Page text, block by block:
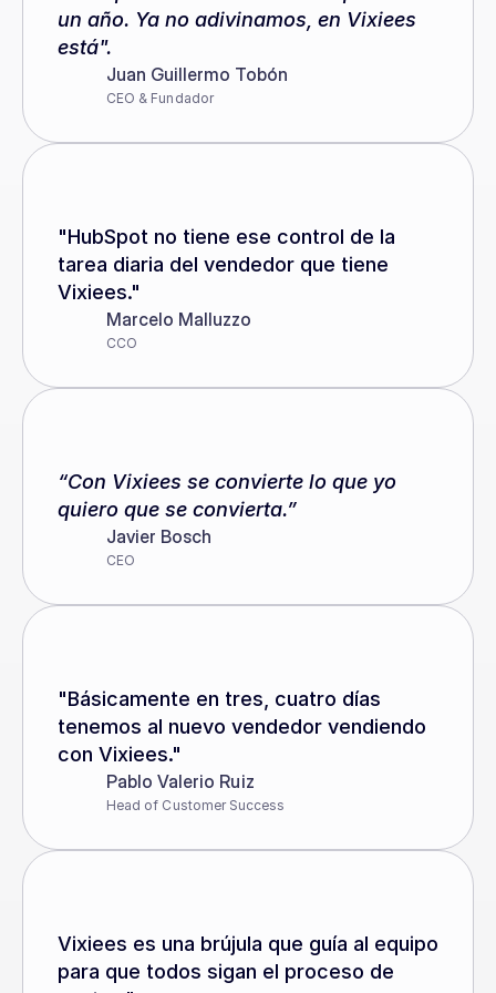
un año. Ya no adivinamos, en Vixiees
está".
Juan Guillermo Tobón
CEO & Fundador
"HubSpot no tiene ese control de la
tarea diaria del vendedor que tiene
Vixiees."
Marcelo Malluzzo
CCO
“Con Vixiees se convierte lo que yo
quiero que se convierta.”
Javier Bosch
CEO
"Básicamente en tres, cuatro días
tenemos al nuevo vendedor vendiendo
con Vixiees."
Pablo Valerio Ruiz
Head of Customer Success
Vixiees es una brújula que guía al equipo
para que todos sigan el proceso de